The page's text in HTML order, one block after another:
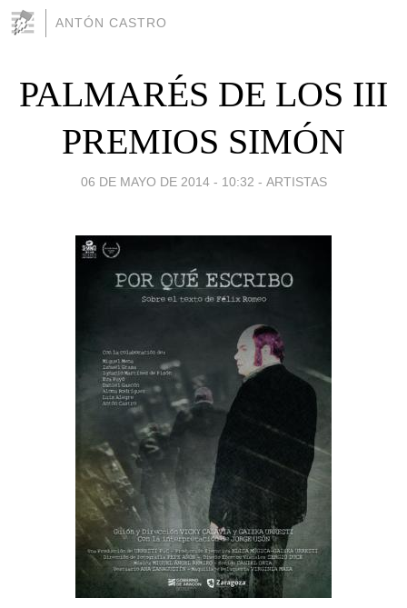
ANTÓN CASTRO
PALMARÉS DE LOS III
PREMIOS SIMÓN
06 DE MAYO DE 2014 - 10:32 - ARTISTAS